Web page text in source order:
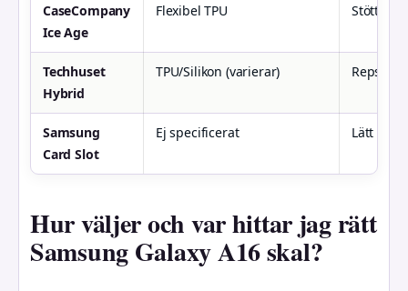
CaseCompany
Ice Age
Flexibel TPU
Techhuset
Hybrid
TPU/Silikon (varierar)
Samsung
Card Slot
Ej specificerat Lätt
Hur väljer och var hittar jag rätt
Samsung Galaxy A16 skal?